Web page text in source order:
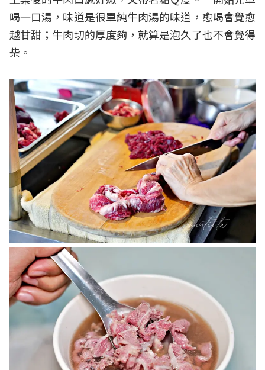
喝一口湯，味道是很單純牛肉湯的味道，愈喝會覺愈
越甘甜；牛肉切的厚度夠，就算是泡久了也不會覺得
柴。